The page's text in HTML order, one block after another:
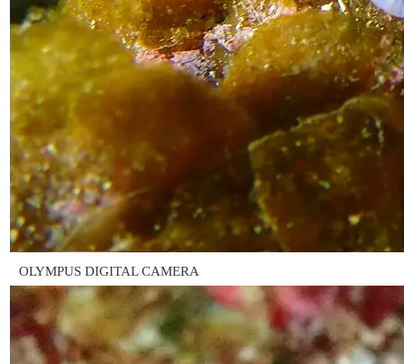
OLYMPUS DIGITAL CAMERA